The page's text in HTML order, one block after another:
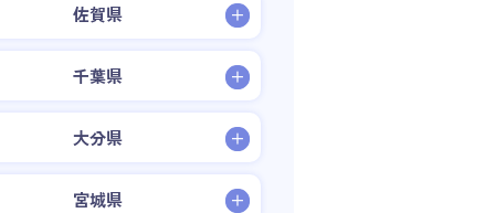
佐賀県
千葉県
大分県
宮城県